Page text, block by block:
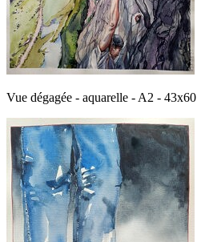
Vue dégagée - aquarelle - A2 - 43x60